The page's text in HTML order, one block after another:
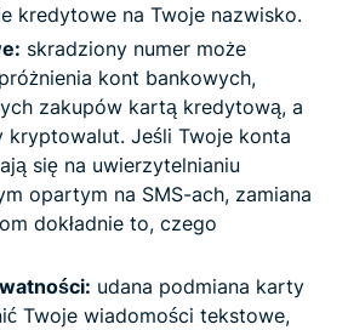
kredytowe na Twoje nazwisko.
skradziony numer może
kont bankowych,
zakupów kartą kredytową, a
kryptowalut. Jeśli Twoje konta
się na uwierzytelnianiu
opartym na SMS-ach, zamiana
dokładnie to, czego
udana podmiana karty
Twoje wiadomości tekstowe,